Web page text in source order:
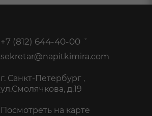
+7 (812) 644-40-00
sekretar@napitkimira.com
г. Санкт-Петербург ,
ул.Смолячкова, д.19
Посмотреть на карте